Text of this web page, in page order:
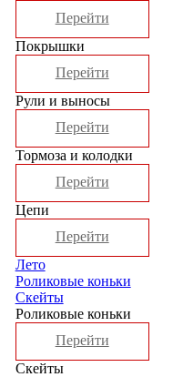
Перейти
Покрышки
Перейти
Рули и выносы
Перейти
Тормоза и колодки
Перейти
Цепи
Перейти
Лето
Роликовые коньки
Скейты
Роликовые коньки
Перейти
Скейты